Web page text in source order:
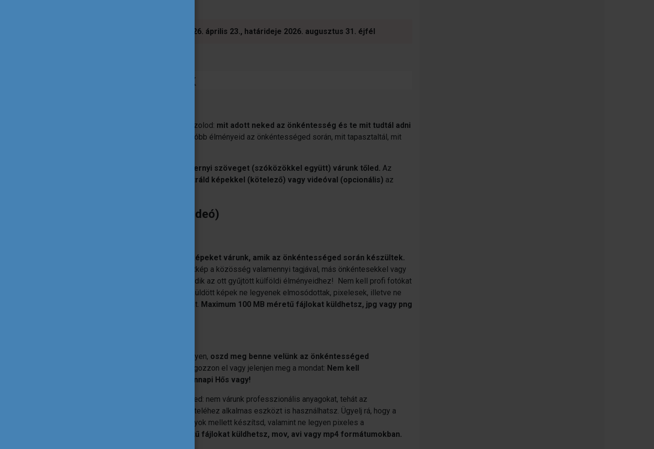
A jelentkezési időszak kezdete 2026. április 23., határideje 2026. augusztus 31. éjfél
Részvételi feltételek
Küldj egy rövid leírást, amiben megválaszolod: mit adott neked az önkéntesség és te mit tudtál adni
Írd meg nekünk a legmeghatározóbb élményeid az önkéntességed során, mit tapasztaltál, mit
Minimum 1000, maximum 2000 karakternyi szöveget (szóközökkel együtt) várunk tőled. Az
illusztráld képekkel (kötelező) vagy videóval (opcionális) az
2. Illusztráció (kép vagy videó)
Olyan, minimum 3, maximum 8 darab képeket várunk, amik az önkéntességed során készültek.
Lehet ez feladatvégzés közben, csoportkép a közösség valamennyi tagjával, más önkéntesekkel vagy
bármi másról, amiről úgy érzed kapcsolódik az ott gyűjtött külföldi élményeidhez! Nem kell profi fotókat
küldened, de kérünk ügyelj rá, hogy a beküldött képek ne legyenek elmosódottak, pixelesek, illetve ne
szerepeljen rajtuk logó vagy egyéb felirat. Maximum 100 MB méretű fájlokat küldhetsz, jpg vagy png
legyen, oszd meg benne velünk az önkéntességed
és a végén hangozzon el vagy jelenjen meg a mondat: Nem kell
szuperhősnek lenned, elég, ha Mindennapi Hős vagy!
Videód tetszőleges eszközzel felveheted: nem várunk professzionális anyagokat, tehát az
okostelefont vagy bármilyen videó felvételéhez alkalmas eszközt is használhatsz. Ügyelj rá, hogy a
felvételt megfelelő fény- és hangviszonyok mellett készítsd, valamint ne legyen pixeles a
Maximum 100 MB méretű fájlokat küldhetsz, mov, avi vagy mp4 formátumokban.